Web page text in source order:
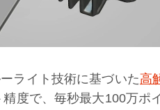
ライト技術に基づいた高
度で、毎秒最大100万ポ